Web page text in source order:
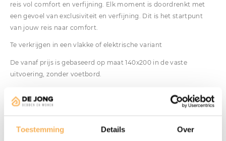
Toestemming Details Over
reis vol comfort en verfijning. Elk moment is doordrenkt met
een gevoel van exclusiviteit en verfijning. Dit is het startpunt
van jouw reis naar comfort.
Te verkrijgen in een vlakke of elektrische variant
De vanaf prijs is gebaseerd op maat 140x200 in de vaste
uitvoering, zonder voetbord.
Vanaf